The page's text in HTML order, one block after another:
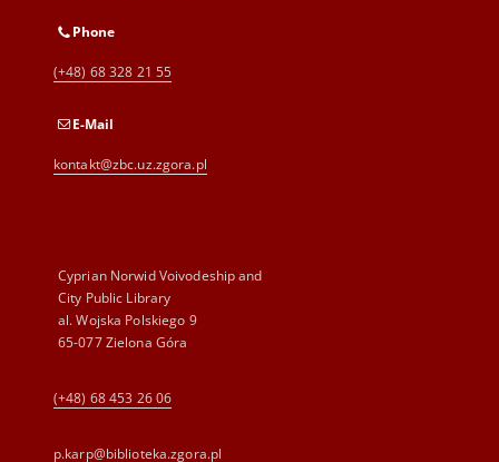
Phone
(+48) 68 328 21 55
E-Mail
kontakt@zbc.uz.zgora.pl
Cyprian Norwid Voivodeship and
City Public Library
al. Wojska Polskiego 9
65-077 Zielona Góra
(+48) 68 453 26 06
p.karp@biblioteka.zgora.pl